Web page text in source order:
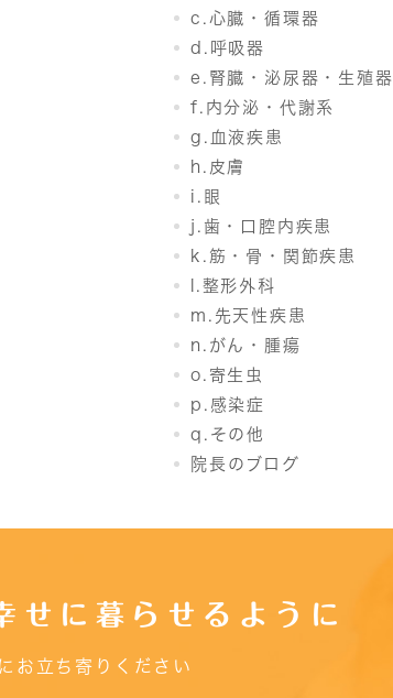
c.心臓・循環器
d.呼吸器
e.腎臓・泌尿器・生殖器
f.内分泌・代謝系
g.血液疾患
h.皮膚
i.眼
j.歯・口腔内疾患
k.筋・骨・関節疾患
l.整形外科
m.先天性疾患
n.がん・腫瘍
o.寄生虫
p.感染症
q.その他
院長のブログ
せに暮らせるように
お立ち寄りください